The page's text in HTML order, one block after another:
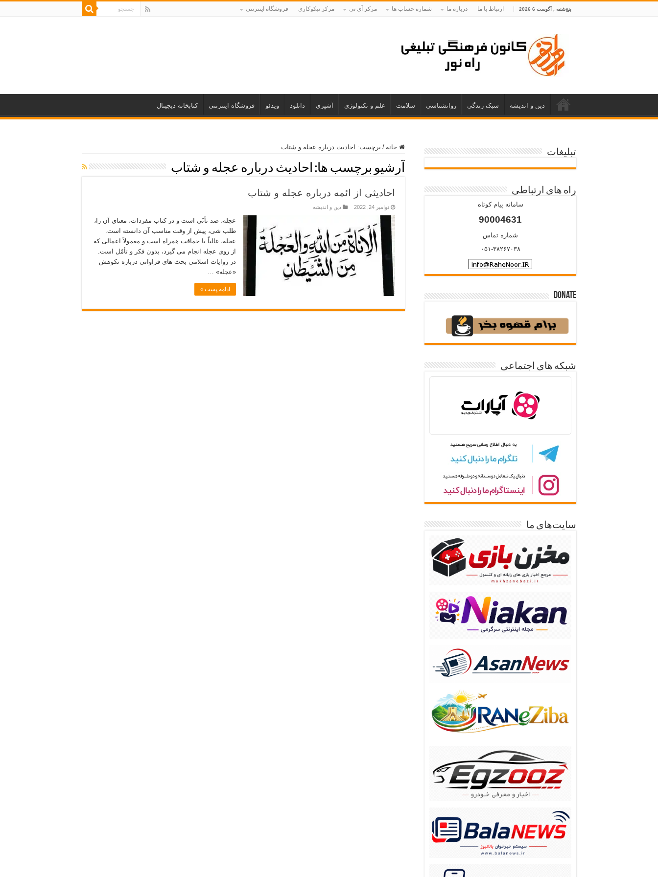
پنج‌شنبه , آگوست 6 2026 ارتباط با ما درباره ما شماره حساب ها مرکز آی تی مرکز نیکوکاری فروشگاه اینترنتی
دین و اندیشه سبک زندگی روانشناسی سلامت علم و تکنولوژی آشپزی دانلود ویدئو فروشگاه اینترنتی کتابخانه دیجیتال
خانه / برچسب: احادیث درباره عجله و شتاب
آرشیو برچسب ها: احادیث درباره عجله و شتاب
احادیثی از ائمه درباره عجله و شتاب
نوامبر 24, 2022 دین و اندیشه
عجله، ضد تأنّی است و در كتاب مفردات، معناي آن را،
طلب شی، پيش از وقت مناسب آن دانسته است.
عجله، غالباً با حماقت همراه است و معمولاً اعمالی كه
از روی عجله انجام می گيرد، بدون فكر و تأمّل است.
در روایات اسلامی بحث های فراوانی درباره نکوهش
«عجله» …
ادامه پست »
تبلیغات
راه های ارتباطی
سامانه پیام کوتاه
90004631
شماره تماس
۰۵۱-۳۸۲۶۷۰۳۸
Donate
شبکه های اجتماعی
سایت‌های ما